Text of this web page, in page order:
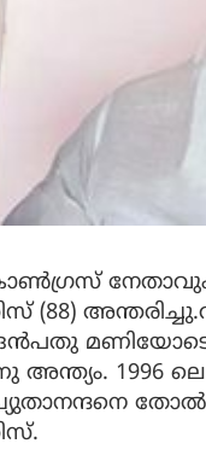
(88)
മണിയോടെ
അന്ത്യം.